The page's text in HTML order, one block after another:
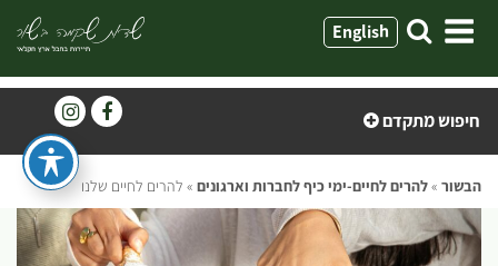
לתוכן
English
חיפוש מתקדם
הבשור »להרים לחיים-ימי כיף לחברות וארגונים » להרים לחיים שלנו